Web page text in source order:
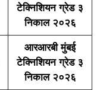
टेक्निशियन ग्रेड ३
निकाल २०२६
आरआरबी मुंबई
टेक्निशियन ग्रेड ३
निकाल २०२६